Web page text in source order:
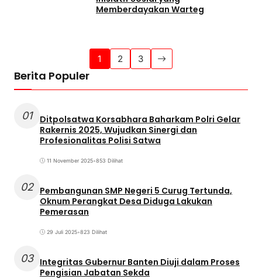
Memberdayakan Warteg
1 2 3
Berita Populer
01
Ditpolsatwa Korsabhara Baharkam Polri Gelar
Rakernis 2025, Wujudkan Sinergi dan
Profesionalitas Polisi Satwa
11 November 2025•853 Dilihat
02 Pembangunan SMP Negeri 5 Curug Tertunda,
Oknum Perangkat Desa Diduga Lakukan
Pemerasan
29 Juli 2025•823 Dilihat
03 Integritas Gubernur Banten Diuji dalam Proses
Pengisian Jabatan Sekda